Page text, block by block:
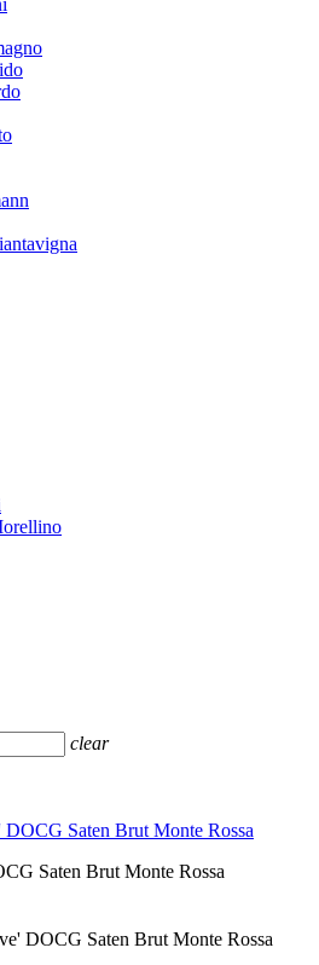
clear
DOCG Saten Brut Monte Rossa